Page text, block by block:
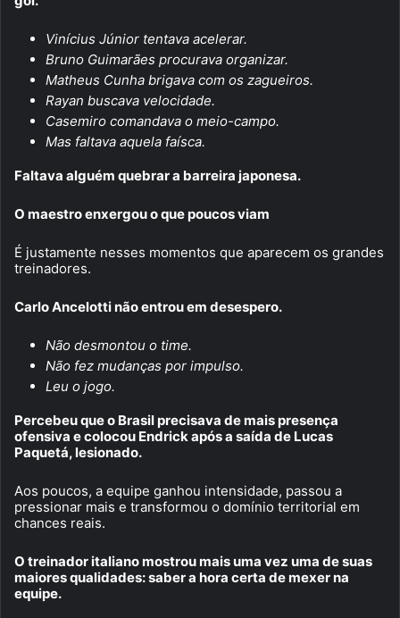
Vinícius Júnior tentava acelerar.
Bruno Guimarães procurava organizar.
Matheus Cunha brigava com os zagueiros.
Rayan buscava velocidade.
Casemiro comandava o meio-campo.
Mas faltava aquela faísca.
Faltava alguém quebrar a barreira japonesa.
O maestro enxergou o que poucos viam
É justamente nesses momentos que aparecem os grandes
treinadores.
Carlo Ancelotti não entrou em desespero.
Não desmontou o time.
Não fez mudanças por impulso.
Leu o jogo.
Percebeu que o Brasil precisava de mais presença
ofensiva e colocou Endrick após a saída de Lucas
Paquetá, lesionado.
Aos poucos, a equipe ganhou intensidade, passou a
pressionar mais e transformou o domínio territorial em
chances reais.
O treinador italiano mostrou mais uma vez uma de suas
maiores qualidades: saber a hora certa de mexer na
equipe.